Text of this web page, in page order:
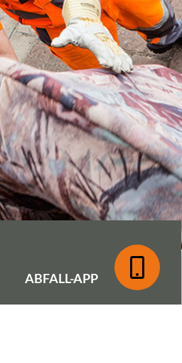
ABFALL-APP